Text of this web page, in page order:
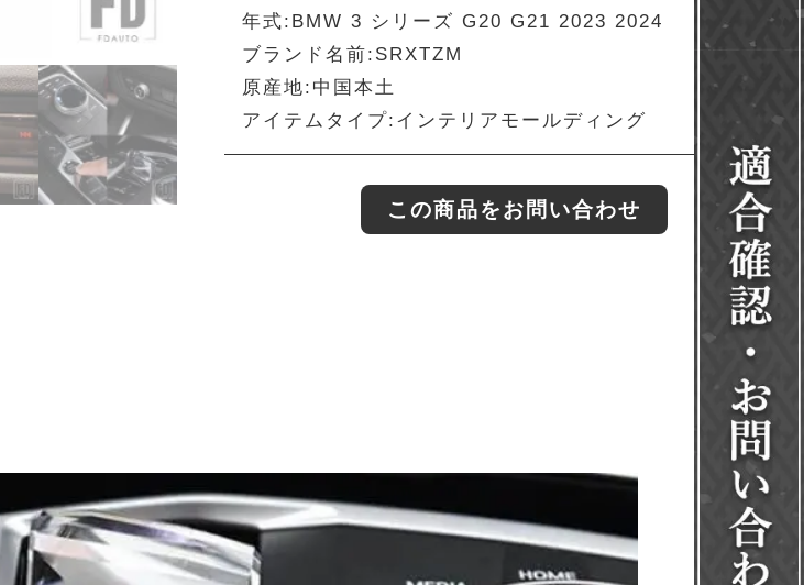
年式:BMW 3 シリーズ G20 G21 2023 2024
ブランド名前:SRXTZM
原産地:中国本土
アイテムタイプ:インテリアモールディング
この商品をお問い合わせ